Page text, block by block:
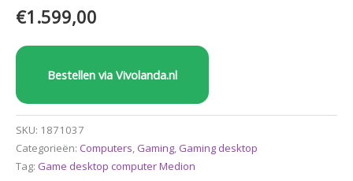
€1.599,00
Bestellen via Vivolanda.nl
SKU: 1871037
Categorieën: Computers, Gaming, Gaming desktop
Tag: Game desktop computer Medion